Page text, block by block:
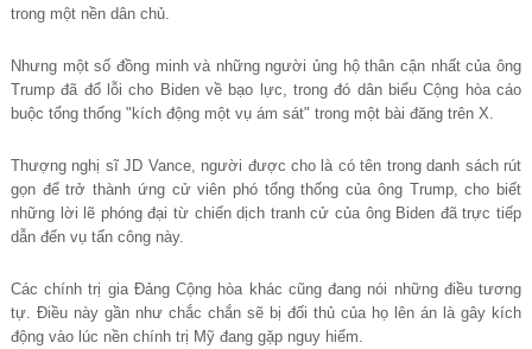
trong một nền dân chủ.
Nhưng một số đồng minh và những người ủng hộ thân cận nhất của ông
Trump đã đổ lỗi cho Biden về bạo lực, trong đó dân biểu Cộng hòa cáo
buộc tổng thống "kích động một vụ ám sát" trong một bài đăng trên X.
Thượng nghị sĩ JD Vance, người được cho là có tên trong danh sách rút
gọn để trở thành ứng cử viên phó tổng thống của ông Trump, cho biết
những lời lẽ phóng đại từ chiến dịch tranh cử của ông Biden đã trực tiếp
dẫn đến vụ tấn công này.
Các chính trị gia Đảng Cộng hòa khác cũng đang nói những điều tương
tự. Điều này gần như chắc chắn sẽ bị đối thủ của họ lên án là gây kích
động vào lúc nền chính trị Mỹ đang gặp nguy hiểm.